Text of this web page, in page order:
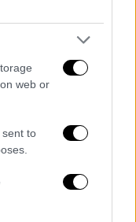
web or
to
με τον
2012. Την
δεν ήταν
δύσκολα. Ο
πάρα πολύ ως
μας δεν είναι
μια φιλία για
ήταν μια